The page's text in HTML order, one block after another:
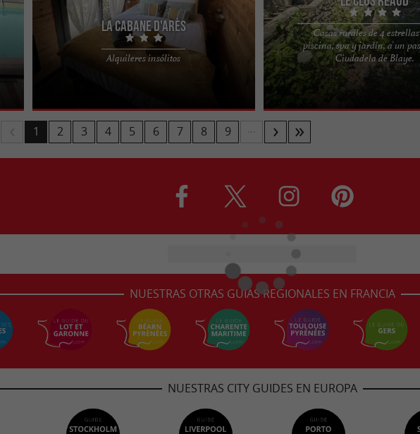
La Cabane d'Arès
Alquileres insólitos
UN CAPULLO INSÓLITO CON SAUNA Y HAMMAM
PRIVADOS. La Cabane d'Arès, situada en el
Casas rurales de 4
piscina, spa y jardín, a un
Ciudadela de Blaye.
Excepcionales casas rurales de 4
región del estuario. En el corazón
minutos a pie ...
1 2 3 4 5 6 7 8 9
NUESTRAS OTRAS GUÍAS REGIONALES EN FRANCIA
NUESTRAS CITY GUIDES EN EUROPA